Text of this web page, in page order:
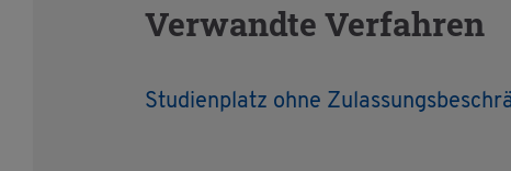
Ver­wand­te Ver­fah­ren
Stu­di­en­platz ohne